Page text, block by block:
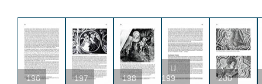
196 197 198
U
199
200